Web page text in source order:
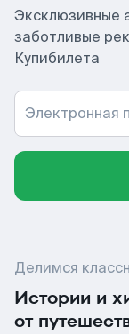
Эксклюзивные
заботливые
Купибилета
Электронная
Делимся
Истории и
от